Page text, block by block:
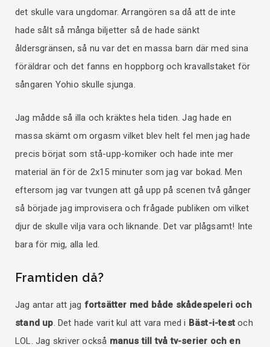
det skulle vara ungdomar. Arrangören sa då att de inte
hade sålt så många biljetter så de hade sänkt
åldersgränsen, så nu var det en massa barn där med sina
föräldrar och det fanns en hoppborg och kravallstaket för
sångaren Yohio skulle sjunga.
Jag mådde så illa och kräktes hela tiden. Jag hade en
massa skämt om orgasm vilket blev helt fel men jag hade
precis börjat som stå-upp-komiker och hade inte mer
material än för de 2x15 minuter som jag var bokad. Men
eftersom jag var tvungen att gå upp på scenen två gånger
så började jag improvisera och frågade publiken om vilket
djur de skulle vilja vara och liknande. Det var plågsamt! Inte
bara för mig, alla led.
Framtiden då?
Jag antar att jag fortsätter med både skådespeleri och
stand up. Det hade varit kul att vara med i Bäst-i-test och
LOL. Jag skriver också manus till två tv-serier och en